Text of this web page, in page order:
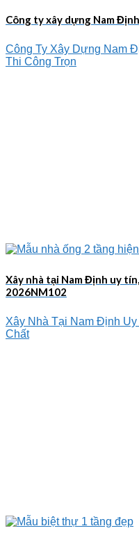
Công ty xây dựng Nam
Công Ty Xây Dựng Nam
Thi Công Trọn
Xây nhà tại Nam Định uy
2026NM102
Xây Nhà Tại Nam Định
Chất